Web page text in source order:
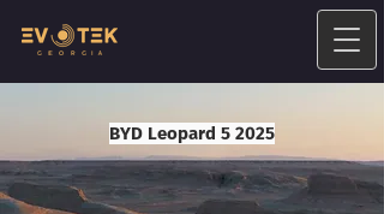
BYD Leopard 5 2025